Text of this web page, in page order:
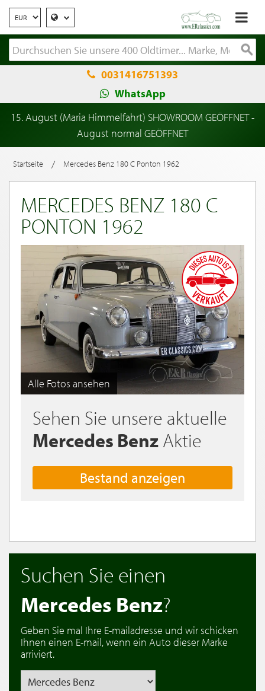
0031416751393
WhatsApp
15. August (Maria Himmelfahrt) SHOWROOM GEÖFFNET -
August normal GEÖFFNET
Startseite / Mercedes Benz 180 C Ponton 1962
MERCEDES BENZ 180 C
PONTON 1962
Alle Fotos ansehen
Sehen Sie unsere aktuelle
Mercedes Benz Aktie
Bestand anzeigen
Suchen Sie einen
Mercedes Benz?
Geben Sie mal Ihre E-mailadresse und wir schicken
Ihnen einen E-mail, wenn ein Auto dieser Marke
arriviert.